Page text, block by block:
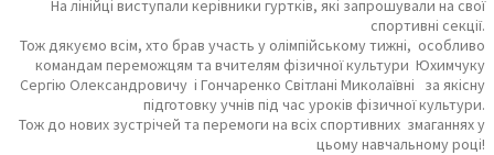
На лінійці виступали керівники гуртків, які запрошували на свої
спортивні секції.
Тож дякуємо всім, хто брав участь у олімпійському тижні, особливо
командам переможцям та вчителям фізичної культури Юхимчуку
Сергію Олександровичу і Гончаренко Світлані Миколаївні за якісну
підготовку учнів під час уроків фізичної культури.
Тож до нових зустрічей та перемоги на всіх спортивних змаганнях у
цьому навчальному році!